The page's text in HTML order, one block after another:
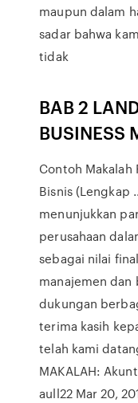
maupun dalam
sadar bahwa
tidak
BAB 2
BUSINESS
Contoh Makalah
Bisnis (Lengkap
menunjukkan
perusahaan
sebagai nilai
manajemen dan
dukungan
terima kasih
telah kami
MAKALAH:
aull22 Mar 20,